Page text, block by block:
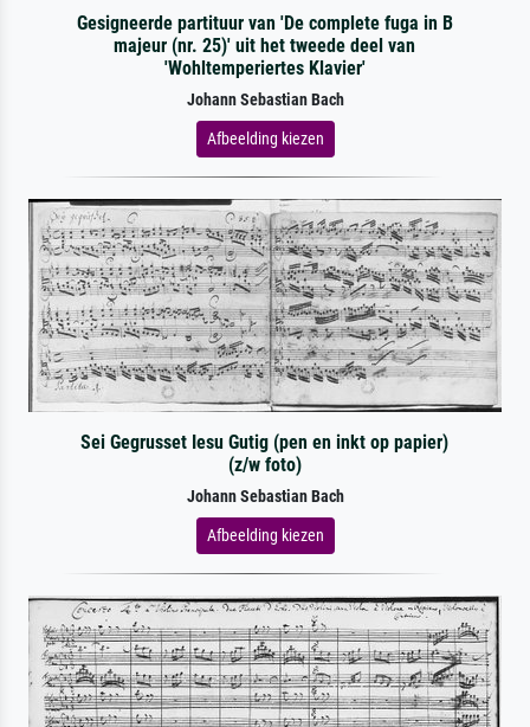
Gesigneerde partituur van 'De complete fuga in B
majeur (nr. 25)' uit het tweede deel van
'Wohltemperiertes Klavier'
Johann Sebastian Bach
Afbeelding kiezen
Sei Gegrusset Iesu Gutig (pen en inkt op papier)
(z/w foto)
Johann Sebastian Bach
Afbeelding kiezen